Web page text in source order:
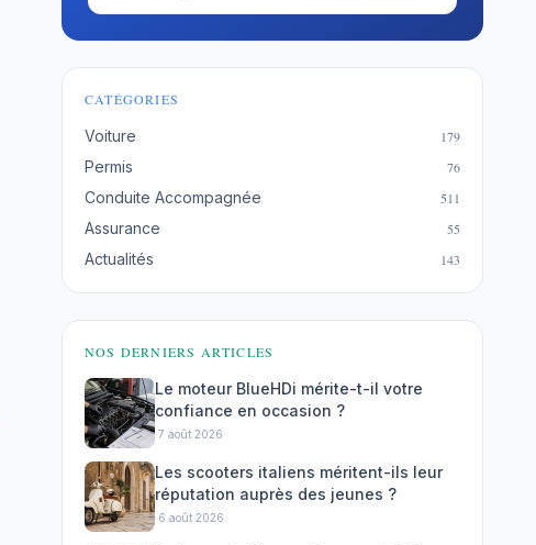
CATÉGORIES
Voiture 179
Permis 76
Conduite Accompagnée 511
Assurance 55
Actualités 143
NOS DERNIERS ARTICLES
Le moteur BlueHDi mérite-t-il votre
confiance en occasion ?
·7 août 2026
Les scooters italiens méritent-ils leur
réputation auprès des jeunes ?
·6 août 2026